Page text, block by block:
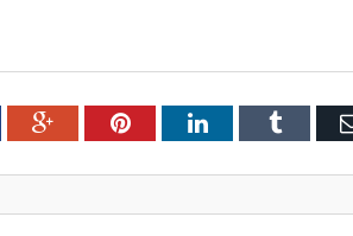
Google+PinterestLinkedInTumblr